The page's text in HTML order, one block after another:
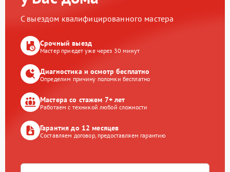
С выездом квалифицированного мастера
Срочный выезд
Мастер приедет уже через 30 минут
Диагностика и осмотр бесплатно
Определим причину поломки бесплатно
Мастера со стажем 7+ лет
Работаем с техникой любой сложности
Гарантия до 12 месяцев
Составляем договор, предоставляем гарантию